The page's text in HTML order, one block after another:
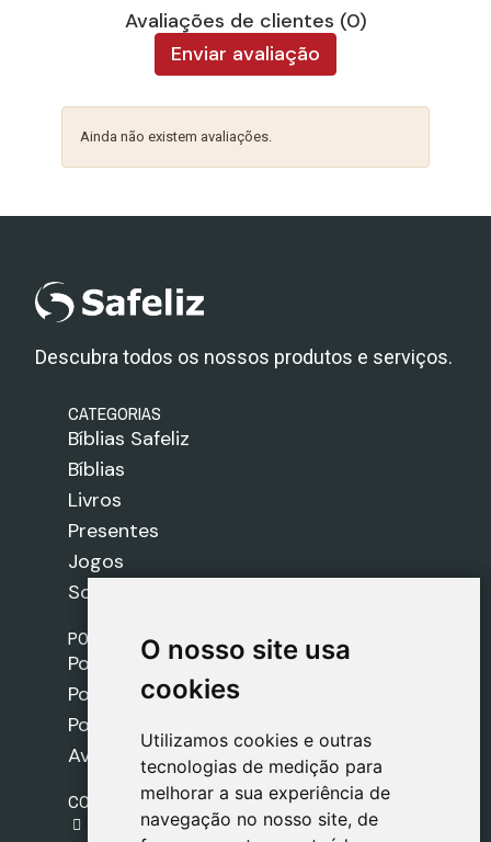
O nosso site usa
cookies
Utilizamos cookies e outras
tecnologias de medição para
melhorar a sua experiência de
navegação no nosso site, de
O nosso site usa
cookies
Utilizamos cookies e outras
tecnologias de medição para
melhorar a sua experiência de
navegação no nosso site, de
Avaliações de clientes (0)
Enviar avaliação
Ainda não existem avaliações.
Descubra todos os nossos produtos e serviços.
CATEGORIAS
Bíblias Safeliz
Bíblias
Livros
Presentes
Jogos
Sobre nós
POLÍTICAS
Política de Envios
Política de Cookies
Política de Privacidade
Aviso Legal
CONTACTO
gestion@safeliz.com